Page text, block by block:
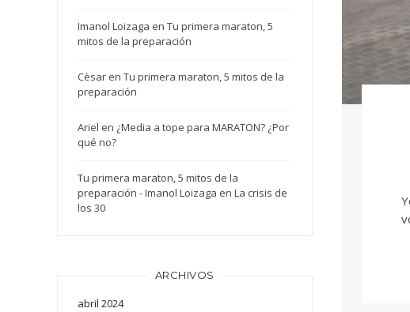
Imanol Loizaga enTu primera maraton, 5
mitos de la preparación
Cèsar enTu primera maraton, 5 mitos de la
preparación
Ariel en ¿Media a tope para MARATON? ¿Por
qué no?
Tu primera maraton, 5 mitos de la
preparación - Imanol Loizaga enLa crisis de
los 30
ARCHIVOS
abril 2024